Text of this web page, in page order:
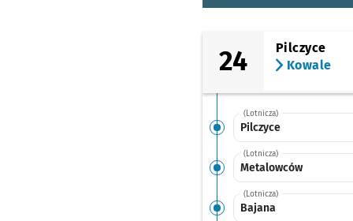
24
Pilczyce
Kowale
(Lotnicza)
Pilczyce
(Lotnicza)
Metalowców
(Lotnicza)
Bajana